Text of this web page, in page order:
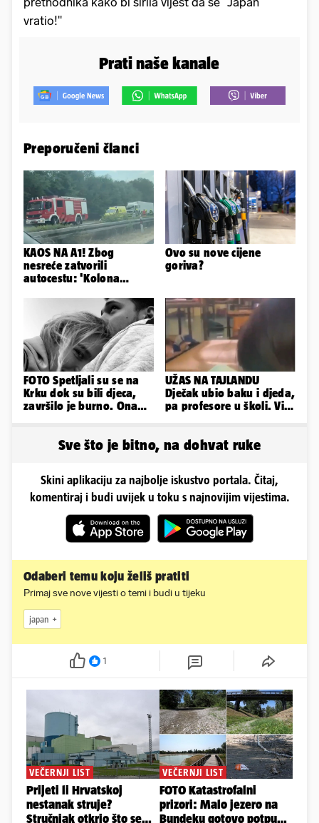
vratio!"
Prati naše kanale
Preporučeni članci
KAOS NA A1! Zbog
nesreće zatvorili
autocestu: 'Kolona
Ovo su nove cijene
goriva?
FOTO Spetljali su se na
Krku dok su bili djeca,
završilo je burno. Ona
UŽAS NA TAJLANDU
Dječak ubio baku i djeda,
pa profesore u školi. Više
Sve što je bitno, na dohvat ruke
Skini aplikaciju za najbolje iskustvo portala. Čitaj,
komentiraj i budi uvijek u toku s najnovijim vijestima.
Odaberi temu koju želiš pratiti
Primaj sve nove vijesti o temi i budi u tijeku
japan
1